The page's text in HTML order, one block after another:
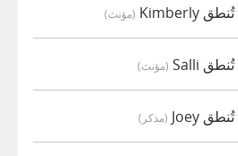
(مؤنث)
(مؤنث)
(مذكر)